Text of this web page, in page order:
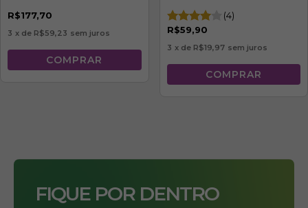
R$177,70
3 x de R$59,23 sem juros
(4)
R$59,90
3 x de R$19,97 sem juros
FIQUE POR DENTRO